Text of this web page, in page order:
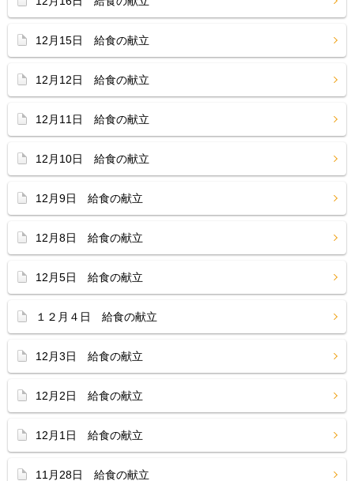
12月15日 給食の献立
12月12日 給食の献立
12月11日 給食の献立
12月10日 給食の献立
12月9日 給食の献立
12月8日 給食の献立
12月5日 給食の献立
１２月４日 給食の献立
12月3日 給食の献立
12月2日 給食の献立
12月1日 給食の献立
11月28日 給食の献立